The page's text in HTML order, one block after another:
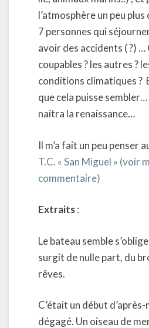
l’atmosphère un peu
7 personnes qui
avoir des accidents ( ?) …
coupables ? les autres ?
conditions climatiques ?
que cela puisse
naitra la renaissance…
Il m’a fait un peu penser
T.C. « San Miguel » (voir
commentaire)
Extraits:
Le bateau semble
surgit de nulle part, du
rêves.
C’était un début
dégagé. Un oiseau de